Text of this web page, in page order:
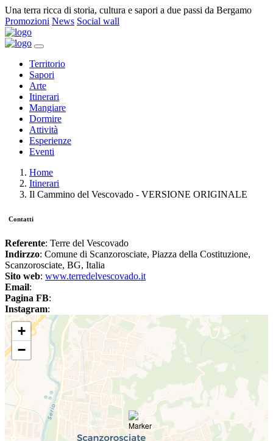
Una terra ricca di storia, cultura e sapori a due passi da Bergamo
Promozioni News Social wall
Territorio
Sapori
Arte
Itinerari
Mangiare
Dormire
Attività
Esperienze
Eventi
Home
Itinerari
Il Cammino del Vescovado - VERSIONE ORIGINALE
Contatti
Referente: Terre del Vescovado
Indirzzo: Comune di Scanzorosciate, Piazza della Costituzione,
Scanzorosciate, BG, Italia
Sito web: www.terredelvescovado.it
Email:
Pagina FB:
Instagram:
+
−